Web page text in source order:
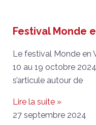
Festival Monde
Le festival Monde en
10 au 19 octobre
s’articule autour de
Lire la suite »
27 septembre 2024